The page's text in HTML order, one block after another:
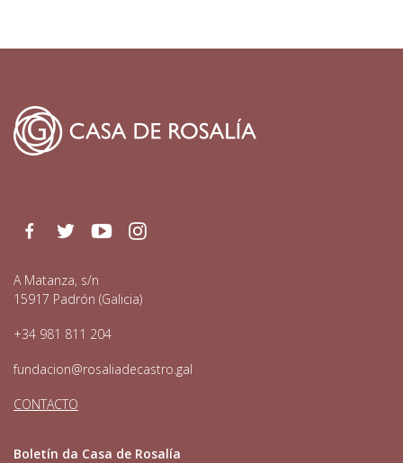
FacebookTwitterYoutubeInstagram
A Matanza, s/n
15917 Padrón (Galicia)
+34 981 811 204
fundacion@rosaliadecastro.gal
CONTACTO
Boletín da Casa de Rosalía